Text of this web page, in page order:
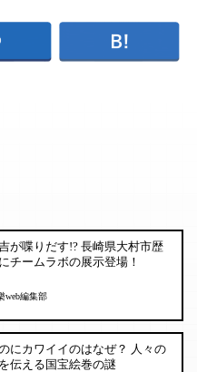
が喋りだす!? 長崎県大村市歴
チームラボの展示登場！
web編集部
にカワイイのはなぜ？ 人々の
伝える国宝絵巻の謎